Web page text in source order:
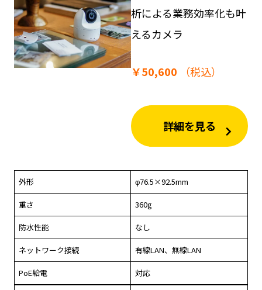
析による業務効率化も叶
えるカメラ
￥50,600 （税込）
詳細を見る
外形 φ76.5×92.5mm
重さ 360g
防水性能 なし
ネットワーク接続 有線LAN、無線LAN
PoE給電 対応